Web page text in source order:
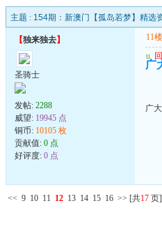
主题 : 154期：新澳门【孤岛若梦】精选
【独来独去】
圣骑士
发帖: 2288
威望: 19945 点
铜币: 10105 枚
贡献值: 0 点
好评度: 0 点
11楼
u
广
广
<< 9 10 11 12 13 14 15 16 >> [共17